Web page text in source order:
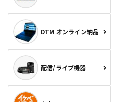
DTM オンライン納品
配信/ライブ機器